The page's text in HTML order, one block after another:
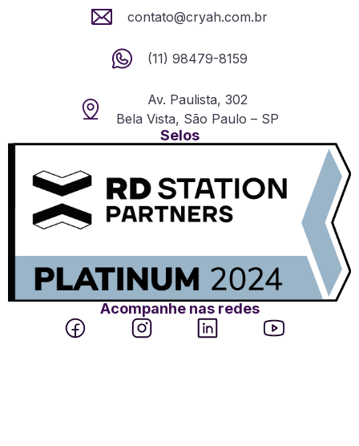
contato@cryah.com.br
(11) 98479-8159
Av. Paulista, 302
Bela Vista, São Paulo – SP
Selos
Acompanhe nas redes